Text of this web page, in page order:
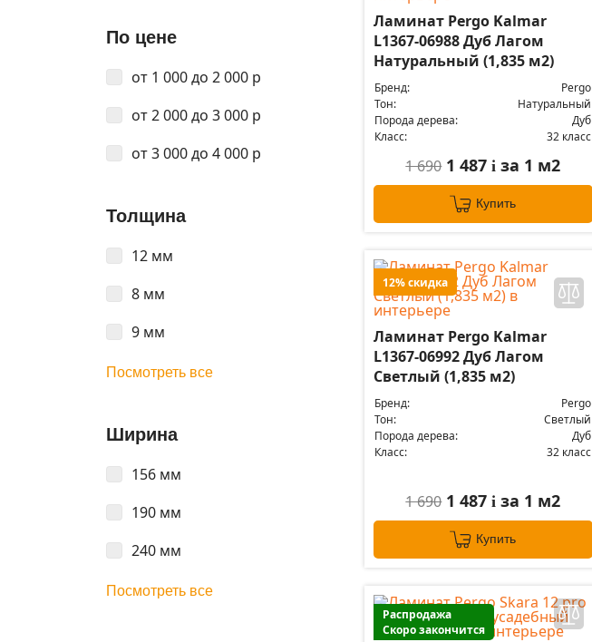
По цене
от 1 000 до 2 000 р
от 2 000 до 3 000 р
от 3 000 до 4 000 р
Толщина
12 мм
8 мм
9 мм
Посмотреть все
Ширина
156 мм
190 мм
240 мм
Посмотреть все
Ламинат Pergo Kalmar
L1367-06988 Дуб Лагом
Натуральный (1,835 м2)
Бренд:
Pergo
Тон:
Натуральный
Порода дерева:
Дуб
Класс:
32 класс
1 690 1 487i за 1 м2
Купить
12% скидка
Ламинат Pergo Kalmar
L1367-06992 Дуб Лагом
Светлый (1,835 м2)
Бренд:
Pergo
Тон:
Светлый
Порода дерева:
Дуб
Класс:
32 класс
1 690 1 487i за 1 м2
Купить
Распродажа
Скоро закончится